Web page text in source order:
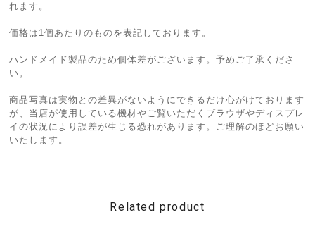
れます。
価格は1個あたりのものを表記しております。
ハンドメイド製品のため個体差がございます。予めご了承くださ
い。
商品写真は実物との差異がないようにできるだけ心がけております
が、当店が使用している機材やご覧いただくブラウザやディスプレ
イの状況により誤差が生じる恐れがあります。ご理解のほどお願い
いたします。
Related product